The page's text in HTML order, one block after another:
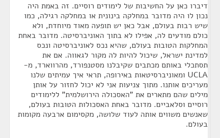
דיברו כאן על החשיבות של לימודים רוסיים. זה באמת היה
נכון לו היה מדובר במחלקה בינונית או במחלקה רגילה, כמו
שיש רבות בעולם, אבל כאן יש תופעה מאוד מיוחדת, ולא
כולם מודעים לה, אפילו לא בתוך האוניברסיטה. מדובר באחת
המחלקות הטובות בעולם, שהיא נכס לאוניברסיטה ונכס
למדינת ישראל, שיכול להיות לה מקור לגאווה. אם את
תסתכלי באותם מכתבים שקיבלנו מסטנפורד, מהרווארד, מ-
UCLA ומאוניברסיטאות באירופה, תראי איך עמיתים שלנו
מעריכים אותנו. מתוך צניעות אני לא יכול לחזור על אותן
מילים שהם מתארים את "האסכולה הירושלמית" ללימודים
רוסיים וסלאביים. מדובר באחת האסכולות הטובות בעולם,
שאנשים משווים אותה לעוד שלושה, מקסימום ארבעה מקומות
בעולם.